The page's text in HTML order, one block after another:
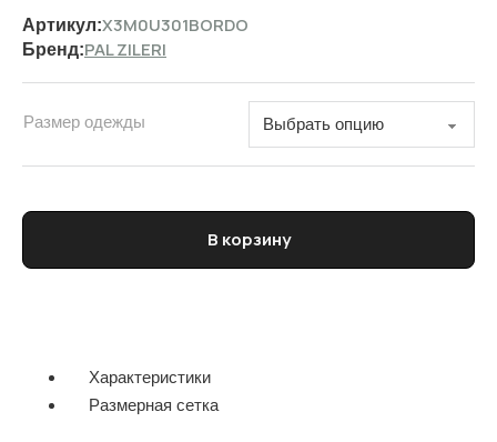
Артикул:X3M0U301BORDO
Бренд:PAL ZILERI
Размер одежды
Количество товара Поло мужское PAL ZILERI
В корзину
Характеристики
Размерная сетка